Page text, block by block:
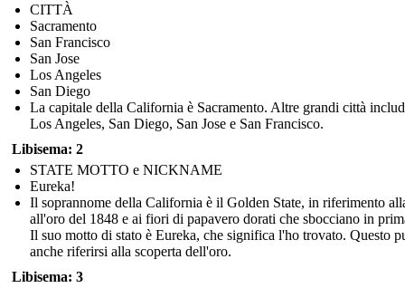
CITTÀ
Sacramento
San Francisco
San Jose
Los Angeles
San Diego
La capitale della California è Sacramento. Altre grandi città
Los Angeles, San Diego, San Jose e San Francisco.
Libisema: 2
STATE MOTTO e NICKNAME
Eureka!
Il soprannome della California è il Golden State, in riferimento
all'oro del 1848 e ai fiori di papavero dorati che sbocciano in
Il suo motto di stato è Eureka, che significa l'ho trovato. Questo
anche riferirsi alla scoperta dell'oro.
Libisema: 3